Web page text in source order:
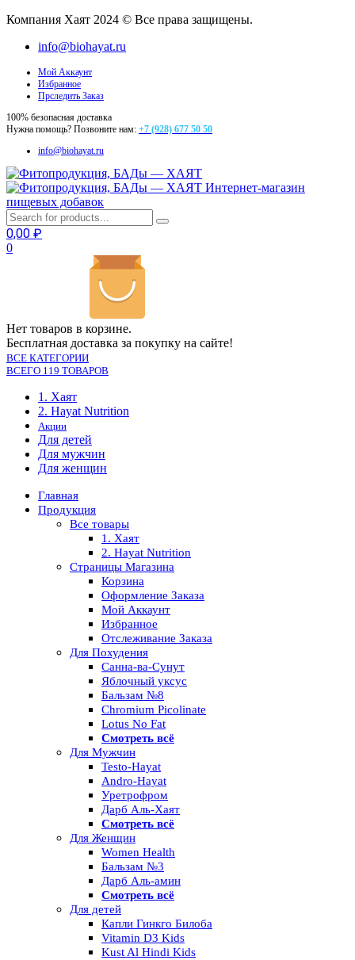
Компания Хаят 2024 © Все права защищены.
info@biohayat.ru
Мой Аккаунт
Избранное
Прследить Заказ
100% безопасная доставка
Нужна помощь? Позвоните нам: +7 (928) 677 50 50
info@biohayat.ru
Интернет-магазин
пищевых добавок
0,00 ₽
0
Нет товаров в корзине.
Бесплатная доставка за покупку на сайте!
ВСЕ КАТЕГОРИИ
ВСЕГО 119 ТОВАРОВ
1. Хаят
2. Hayat Nutrition
Акции
Для детей
Для мужчин
Для женщин
Главная
Продукция
Все товары
1. Хаят
2. Hayat Nutrition
Страницы Магазина
Корзина
Оформление Заказа
Мой Аккаунт
Избранное
Отслеживание Заказа
Для Похудения
Санна-ва-Сунут
Яблочный уксус
Бальзам №8
Chromium Picolinate
Lotus No Fat
Смотреть всё
Для Мужчин
Testo-Hayat
Andro-Hayat
Уретрофром
Дарб Аль-Хаят
Смотреть всё
Для Женщин
Women Health
Бальзам №3
Дарб Аль-амин
Смотреть всё
Для детей
Капли Гинкго Билоба
Vitamin D3 Kids
Kust Al Hindi Kids